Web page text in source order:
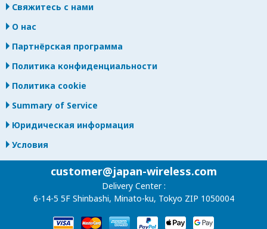
Свяжитесь с нами
О нас
Партнёрская программа
Политика конфиденциальности
Политика cookie
Summary of Service
Юридическая информация
Условия
customer@japan-wireless.com
Delivery Center :
6-14-5 5F Shinbashi, Minato-ku, Tokyo ZIP 1050004